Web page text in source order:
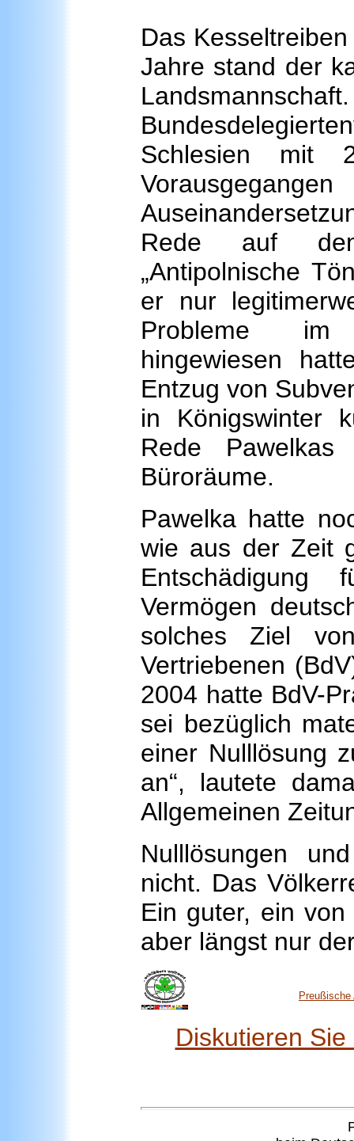
Das
Jahre stand der
Schlesien mit
Rede auf
„Antipolnische
er nur
Probleme im
hingewiesen
Entzug von
in Königswinter
Rede
Büroräume.
Pawelka hatte
wie aus der Zeit
Entschädigung
Vermögen
solches Ziel
Vertriebenen
2004 hatte BdV-
sei bezüglich
einer Nulllösung
an“, lautete
Allgemeinen
Nulllösungen
nicht. Das
Ein guter, ein
aber längst nur
Preußische
Diskutieren